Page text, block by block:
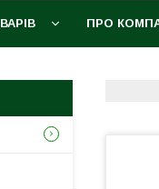
ПРО